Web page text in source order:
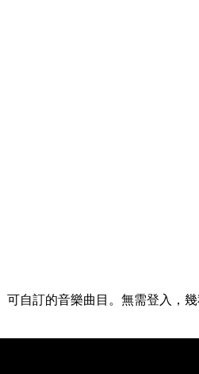
自訂的音樂曲目。無需登入，